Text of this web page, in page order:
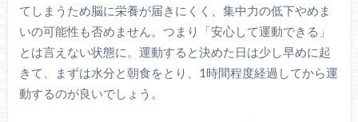
てしまうため脳に栄養が届きにくく、集中力の低下やめま
いの可能性も否めません。つまり「安心して運動できる」
とは言えない状態に。運動すると決めた日は少し早めに起
きて、まずは水分と朝食をとり、1時間程度経過してから運
動するのが良いでしょう。